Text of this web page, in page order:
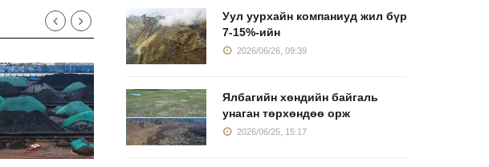
Уул уурхайн компаниуд жил бүр
7-15%-ийн
2026/06/26, 09:39
Ялбагийн хөндийн байгаль
унаган төрхөндөө орж
2026/06/25, 15:17